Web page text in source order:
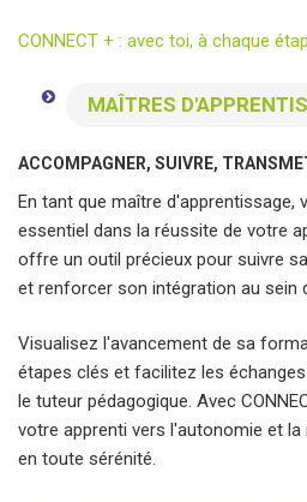
CONNECT + : avec toi, à chaque
MAÎTRES
ACCOMPAGNER, SUIVRE,
En tant que maître d'apprentissage,
essentiel dans la réussite de votre
offre un outil précieux pour suivre
et renforcer son intégration au sein
Visualisez l'avancement de sa
étapes clés et facilitez les
le tuteur pédagogique. Avec
votre apprenti vers l'autonomie et
en toute sérénité.